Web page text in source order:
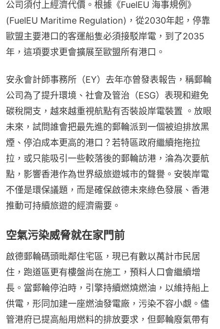
公司須付上經濟代價。根據《FuelEU 海事規例》
(FuelEU Maritime Regulation)，從2030年起，停靠
歐盟主要港口的客運船隻必須接駁岸電，到了2035
年，這項要求更會擴展至歐盟所有港口。
安永會計師事務所（EY）去年亦曾發表報告，稱郵輪
公司為了提升環境、社會及管治（ESG）表現和避免
碳稅開支，越來越重視航點有否裝設岸電裝置 。放眼
未來，試問誰會把最先進的郵輪派到一個被迫排放黑
煙、停泊成本更高的港口？若特區政府繼續拖拖拉
拉，或只能吸引一些較落後的郵輪訪港，淪為次要航
點，影響香港作為世界級旅遊城市的聲譽。安裝岸電
不僅是環保議題，而是確保啟德未來綠色發展、香港
推動可持續旅遊的經濟需要。
空氣污染威脅就在家門前
啟德郵輪碼頭毗鄰住宅區，現已有數以萬計市民居
住，跑道區更有樓盤尚在施工，預料人口會繼續增
長。當郵輪停泊時，引擎持續燃燒燃油，以維持船上
供電，形同加建一座燃油發電廠，污染不容小覷。儘
管港府已提高船用燃料的排放要求，但郵輪廢氣帶有